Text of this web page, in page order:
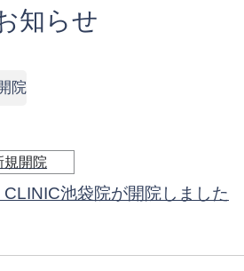
知らせ
院
規開院
池袋院が開院しました